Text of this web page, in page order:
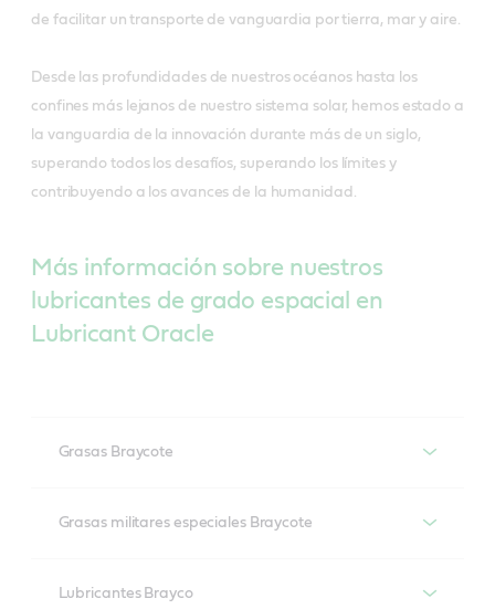
de facilitar un transporte de vanguardia por tierra, mar y aire.
Desde las profundidades de nuestros océanos hasta los
confines más lejanos de nuestro sistema solar, hemos estado a
la vanguardia de la innovación durante más de un siglo,
superando todos los desafíos, superando los límites y
contribuyendo a los avances de la humanidad.
Más información sobre nuestros
lubricantes de grado espacial en
Lubricant Oracle
Grasas Braycote
Grasas militares especiales Braycote
Lubricantes Brayco